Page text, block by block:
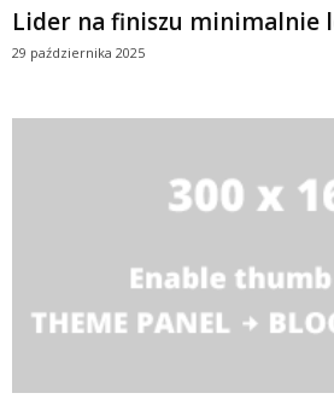
Lider na finiszu minimalnie
29 października 2025